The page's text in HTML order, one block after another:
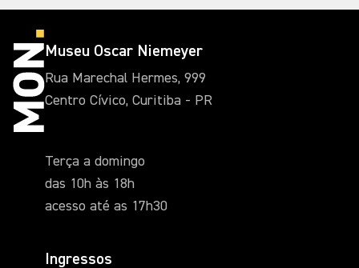
Museu Oscar Niemeyer
Rua Marechal Hermes, 999
Centro Cívico, Curitiba - PR
Terça a domingo
das 10h às 18h
acesso até as 17h30
Ingressos